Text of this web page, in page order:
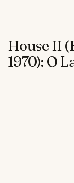
House II
1970): O